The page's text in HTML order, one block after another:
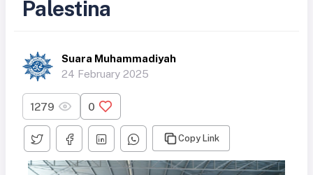
Palestina
Suara Muhammadiyah
24 February 2025
1279 0
Copy Link